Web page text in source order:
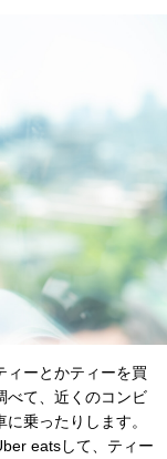
ーとかティーを買
べて、近くのコンビ
乗ったりします。
eatsして、ティー